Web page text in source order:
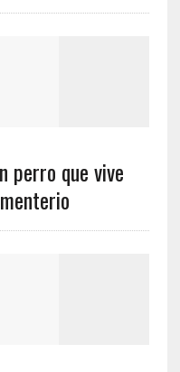
perro que vive